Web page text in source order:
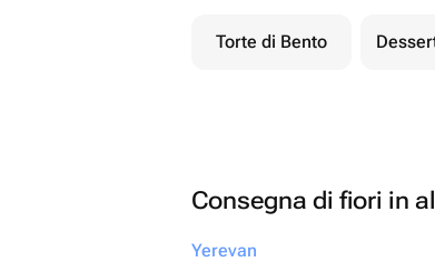
Torte di Bento
Consegna di fiori in
Yerevan